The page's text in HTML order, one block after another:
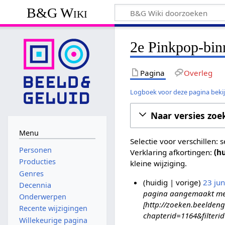
B&G Wiki
2e Pinkpop-
Pagina Overleg
Logboek voor deze pagina
Naar versies
Selectie voor verschillen:
Verklaring afkortingen:
kleine wijziging.
huidig vorige 23
pagina aangemaakt
[http://
Menu
Personen
Producties
Genres
Decennia
Onderwerpen
Recente wijzigingen
Willekeurige pagina